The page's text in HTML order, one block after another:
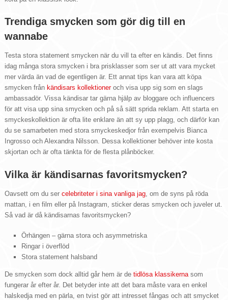
Trendiga smycken som gör dig till en
wannabe
Testa stora statement smycken när du vill ta efter en kändis. Det finns
idag många stora smycken i bra prisklasser som ser ut att vara mycket
mer värda än vad de egentligen är. Ett annat tips kan vara att köpa
smycken från kändisars kollektioneroch visa upp sig som en slags
ambassadör. Vissa kändisar tar gärna hjälp av bloggare och influencers
för att visa upp sina smycken och på så sätt sprida reklam. Att starta en
smyckeskollektion är ofta lite enklare än att sy upp plagg, och därför kan
du se samarbeten med stora smyckeskedjor från exempelvis Bianca
Ingrosso och Alexandra Nilsson. Dessa kollektioner behöver inte kosta
skjortan och är ofta tänkta för de flesta plånböcker.
Vilka är kändisarnas favoritsmycken?
Oavsett om du ser celebriteter i sina vanliga jag, om de syns på röda
mattan, i en film eller på Instagram, sticker deras smycken och juveler ut.
Så vad är då kändisarnas favoritsmycken?
Örhängen – gärna stora och asymmetriska
Ringar i överflöd
Stora statement halsband
De smycken som dock alltid går hem är de tidlösa klassikernasom
fungerar år efter år. Det betyder inte att det bara måste vara en enkel
halskedja med en pärla, en tvist gör att intresset fångas och att smycket